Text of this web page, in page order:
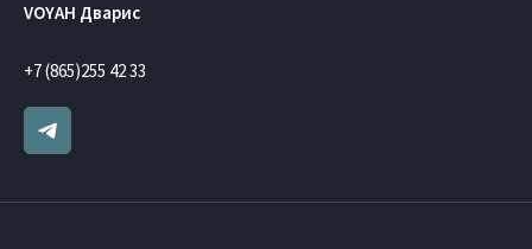
VOYAH Дварис
+7 (865)255 42 33